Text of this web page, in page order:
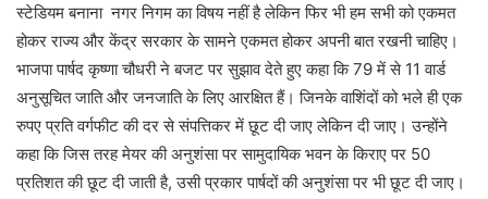
स्टेडियम बनाना नगर निगम का विषय नहीं है लेकिन फिर भी हम सभी को एकमत
होकर राज्य और केंद्र सरकार के सामने एकमत होकर अपनी बात रखनी चाहिए।
भाजपा पार्षद कृष्णा चौधरी ने बजट पर सुझाव देते हुए कहा कि 79 में से 11 वार्ड
अनुसूचित जाति और जनजाति के लिए आरक्षित हैं। जिनके वाशिंदों को भले ही एक
रुपए प्रति वर्गफीट की दर से संपत्तिकर में छूट दी जाए लेकिन दी जाए। उन्होंने
कहा कि जिस तरह मेयर की अनुशंसा पर सामुदायिक भवन के किराए पर 50
प्रतिशत की छूट दी जाती है, उसी प्रकार पार्षदों की अनुशंसा पर भी छूट दी जाए।